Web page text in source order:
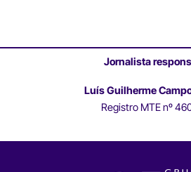
Jornalista
Luís Guilherme
Registro MTE nº